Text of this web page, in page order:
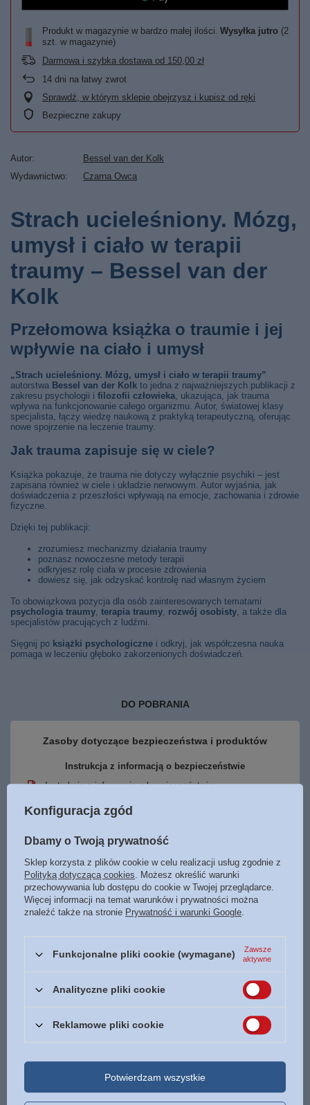
Produkt w magazynie w bardzo małej ilości Wysyłka jutro (2
szt. w magazynie)
Darmowa i szybka dostawa od 150,00 zł
14 dni na łatwy zwrot
Sprawdź, w którym sklepie obejrzysz i kupisz od ręki
Bezpieczne zakupy
Autor
Bessel van der Kolk
Wydawnictwo
Czarna Owca
Strach ucieleśniony. Mózg,
umysł i ciało w terapii
traumy – Bessel van der
Kolk
Przełomowa książka o traumie i jej
wpływie na ciało i umysł
„Strach ucieleśniony. Mózg, umysł i ciało w terapii traumy”
autorstwa Bessel van der Kolk to jedna z najważniejszych publikacji z
zakresu psychologii i filozofii człowieka, ukazująca, jak trauma
wpływa na funkcjonowanie całego organizmu. Autor, światowej klasy
specjalista, łączy wiedzę naukową z praktyką terapeutyczną, oferując
nowe spojrzenie na leczenie traumy.
Jak trauma zapisuje się w ciele?
Książka pokazuje, że trauma nie dotyczy wyłącznie psychiki – jest
zapisana również w ciele i układzie nerwowym. Autor wyjaśnia, jak
doświadczenia z przeszłości wpływają na emocje, zachowania i zdrowie
fizyczne.
Dzięki tej publikacji:
zrozumiesz mechanizmy działania traumy
poznasz nowoczesne metody terapii
odkryjesz rolę ciała w procesie zdrowienia
dowiesz się, jak odzyskać kontrolę nad własnym życiem
To obowiązkowa pozycja dla osób zainteresowanych tematami
psychologia traumy, terapia traumy, rozwój osobisty, a także dla
specjalistów pracujących z ludźmi.
Sięgnij po książki psychologiczne i odkryj, jak współczesna nauka
pomaga w leczeniu głęboko zakorzenionych doświadczeń.
DO POBRANIA
Zasoby dotyczące bezpieczeństwa i produktów
Instrukcja z informacją o bezpieczeństwie
Instrukcja z informacją o bezpieczeństwie
Podmiot odpowiedzialny za ten
produkt na terenie UE
Czarna Owca Więcej
Symbol 9788381435697
Format 150 x 225 mm
Liczba stron
POLECAMY
Konfiguracja zgód
Dbamy o Twoją prywatność
Sklep korzysta z plików cookie w celu realizacji usług zgodnie z
Polityką dotyczącą cookies. Możesz określić warunki
przechowywania lub dostępu do cookie w Twojej przeglądarce.
Więcej informacji na temat warunków i prywatności można
znaleźć także na stronie Prywatność i warunki Google.
Funkcjonalne pliki cookie (wymagane)
Zawsze
aktywne
Analityczne pliki cookie
Reklamowe pliki cookie
Potwierdzam wszystkie